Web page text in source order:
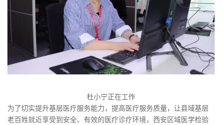
杜小宁正在工作
为了切实提升基层医疗服务能力，提高医疗服务质量，让县域基层
老百姓就近享受到安全、有效的医疗诊疗环境，西安区域医学检验